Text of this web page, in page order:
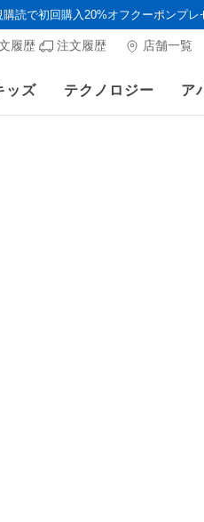
読で初回購入20%オフクーポンプレ
履歴 注文履歴 店舗一覧
ッズ テクノロジー ア